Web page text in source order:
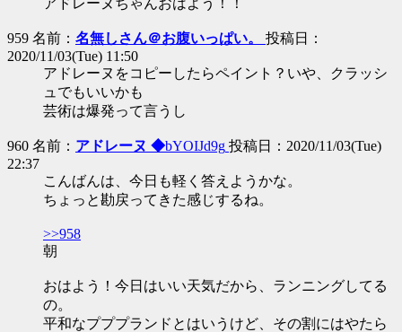
アドレーヌちゃんおはよう！！
959 名前： 名無しさん＠お腹いっぱい。 投稿日：
2020/11/03(Tue) 11:50
アドレーヌをコピーしたらペイント？いや、クラッシ
ュでもいいかも
芸術は爆発って言うし
960 名前： アドレーヌ ◆bYOIJd9g 投稿日：2020/11/03(Tue)
22:37
こんばんは、今日も軽く答えようかな。
ちょっと勘戻ってきた感じするね。
>>958
朝
おはよう！今日はいい天気だから、ランニングしてる
の。
平和なプププランドとはいうけど、その割にはやたら